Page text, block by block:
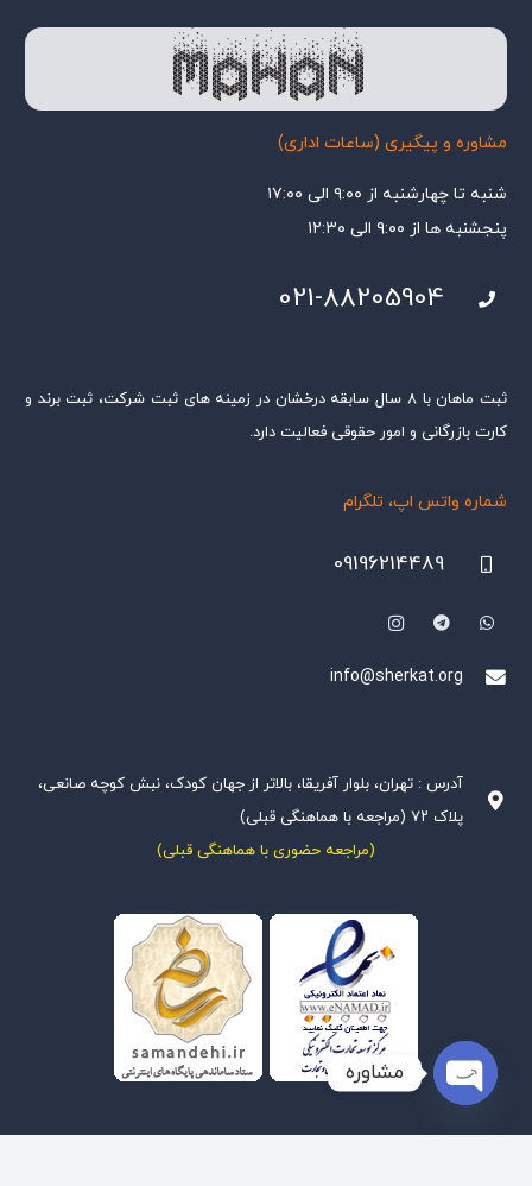
مشاوره و پیگیری (ساعات اداری)
شنبه تا چهارشنبه از ۹:۰۰ الی ۱۷:۰۰
پنجشنبه ها از ۹:۰۰ الی ۱۲:۳۰
021-88205904
ثبت ماهان با ۸ سال سابقه درخشان در زمینه های ثبت شرکت، ثبت برند و
کارت بازرگانی و امور حقوقی فعالیت دارد.
شماره واتس اپ، تلگرام
09196214489
info@sherkat.org
آدرس : تهران، بلوار آفریقا، بالاتر از جهان کودک، نبش کوچه صانعی،
پلاک ۷۲ (مراجعه با هماهنگی قبلی)
(مراجعه حضوری با هماهنگی قبلی)
مشاوره